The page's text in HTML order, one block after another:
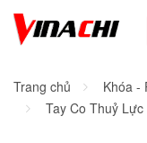
Trang chủ Khóa -
Tay Co Thuỷ Lực